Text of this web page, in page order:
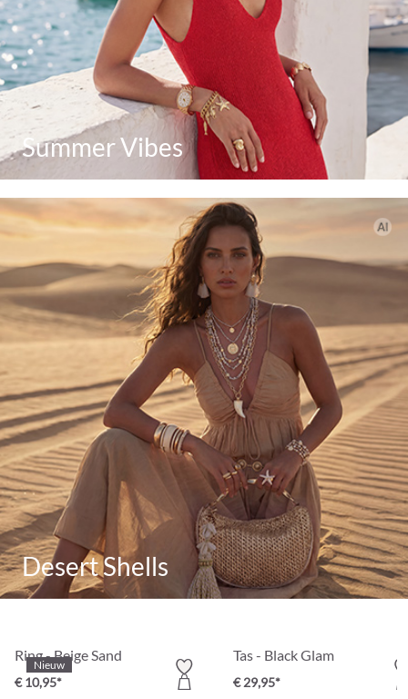
Summer Vibes
Desert Shells
Nieuw
Ring - Beige Sand
€ 10,95*
Tas - Black Glam
€ 29,95*